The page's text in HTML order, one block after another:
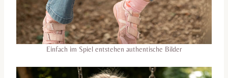
Einfach im Spiel entstehen authentische Bilder